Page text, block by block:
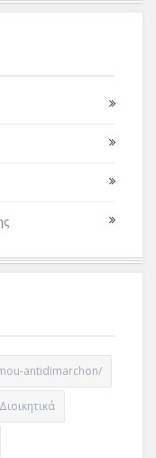
antidimarchon/
Διοικητικά